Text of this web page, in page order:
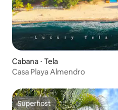
Cabana ⋅ Tela
Casa Playa Almendro
Superhost
Superhost